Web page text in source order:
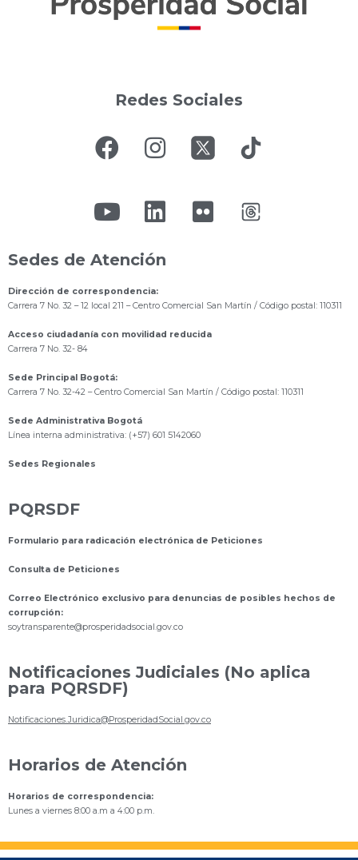
Redes Sociales
Sedes de Atención
Dirección de correspondencia:
Carrera 7 No. 32 – 12 local 211 – Centro Comercial San Martín / Código postal: 110311
Acceso ciudadanía con movilidad reducida
Carrera 7 No. 32- 84
Sede Principal Bogotá:
Carrera 7 No. 32-42 – Centro Comercial San Martín / Código postal: 110311
Sede Administrativa Bogotá
Línea interna administrativa: (+57) 601 5142060
Sedes Regionales
PQRSDF
Formulario para radicación electrónica de Peticiones
Consulta de Peticiones
Correo Electrónico exclusivo para denuncias de posibles hechos de
corrupción:
soytransparente@prosperidadsocial.gov.co
Notificaciones Judiciales (No aplica
para PQRSDF)
Notificaciones.Juridica@ProsperidadSocial.gov.co
Horarios de Atención
Horarios de correspondencia:
Lunes a viernes 8:00 a.m a 4:00 p.m.